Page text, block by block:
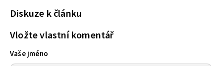
Diskuze k článku
Vložte vlastní komentář
Vaše jméno